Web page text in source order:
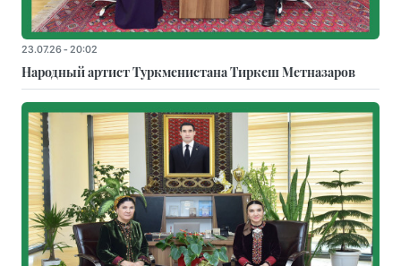
23.07.26 - 20:02
Народный артист Туркменистана Тиркеш Мeтназаров